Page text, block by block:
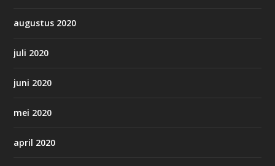
augustus 2020
juli 2020
juni 2020
mei 2020
april 2020